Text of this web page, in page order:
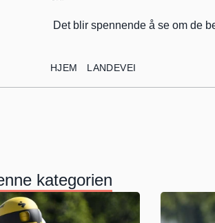
Det blir spennende å se om de
HJEM LANDEVEI
kategorien